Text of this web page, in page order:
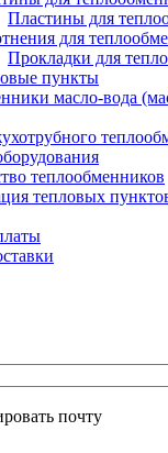
Пластины для
для
Прокладки для
пункты
масло-вода
теплообменников
тепловых
почту